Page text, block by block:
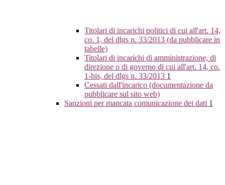
Titolari di incarichi politici di cui all'art. 14,
co. 1, del dlgs n. 33/2013 (da pubblicare in
tabelle)
Titolari di incarichi di amministrazione, di
direzione o di governo di cui all'art. 14, co.
1-bis, del dlgs n. 33/2013 1
Cessati dall'incarico (documentazione da
pubblicare sul sito web)
Sanzioni per mancata comunicazione dei dati 1